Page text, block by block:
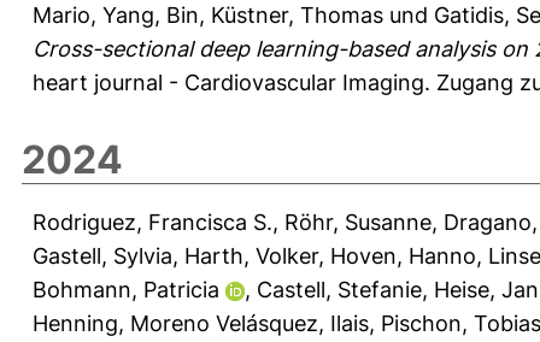
Mario, Yang, Bin, Küstner, Thomas und Gatidis,
Cross-sectional deep learning-based analysis
heart journal - Cardiovascular Imaging. Zugang
2024
Rodriguez, Francisca S., Röhr, Susanne,
Gastell, Sylvia, Harth, Volker, Hoven, Hanno,
Bohmann, Patricia
, Castell, Stefanie, Heise,
Henning, Moreno Velásquez, Ilais, Pischon, Tobias